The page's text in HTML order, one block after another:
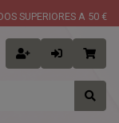
SUPERIORES A 50 €